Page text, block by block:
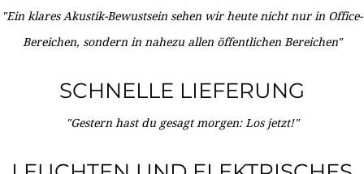
"Ein klares Akustik-Bewustsein sehen wir heute nicht nur in Office-
Bereichen, sondern in nahezu allen öffentlichen Bereichen"
SCHNELLE LIEFERUNG
"Gestern hast du gesagt morgen: Los jetzt!"